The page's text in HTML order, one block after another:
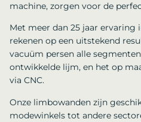
machine, zorgen voor de
Met meer dan 25 jaar ervaring
rekenen op een uitstekend
vacuüm persen alle
ontwikkelde lijm, en het op
via CNC.
Onze limbowanden zijn
modewinkels tot andere